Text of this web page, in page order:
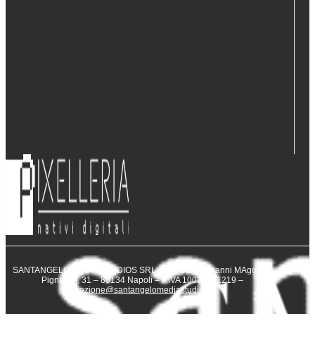
SANTANGELO MEDIA STUDIOS SRL – Via San Giovanni MAggiore
Pignatelli, 31 – 80134 Napoli – P.IVA 10031231219 –
direzione@santangelomediastudios.it